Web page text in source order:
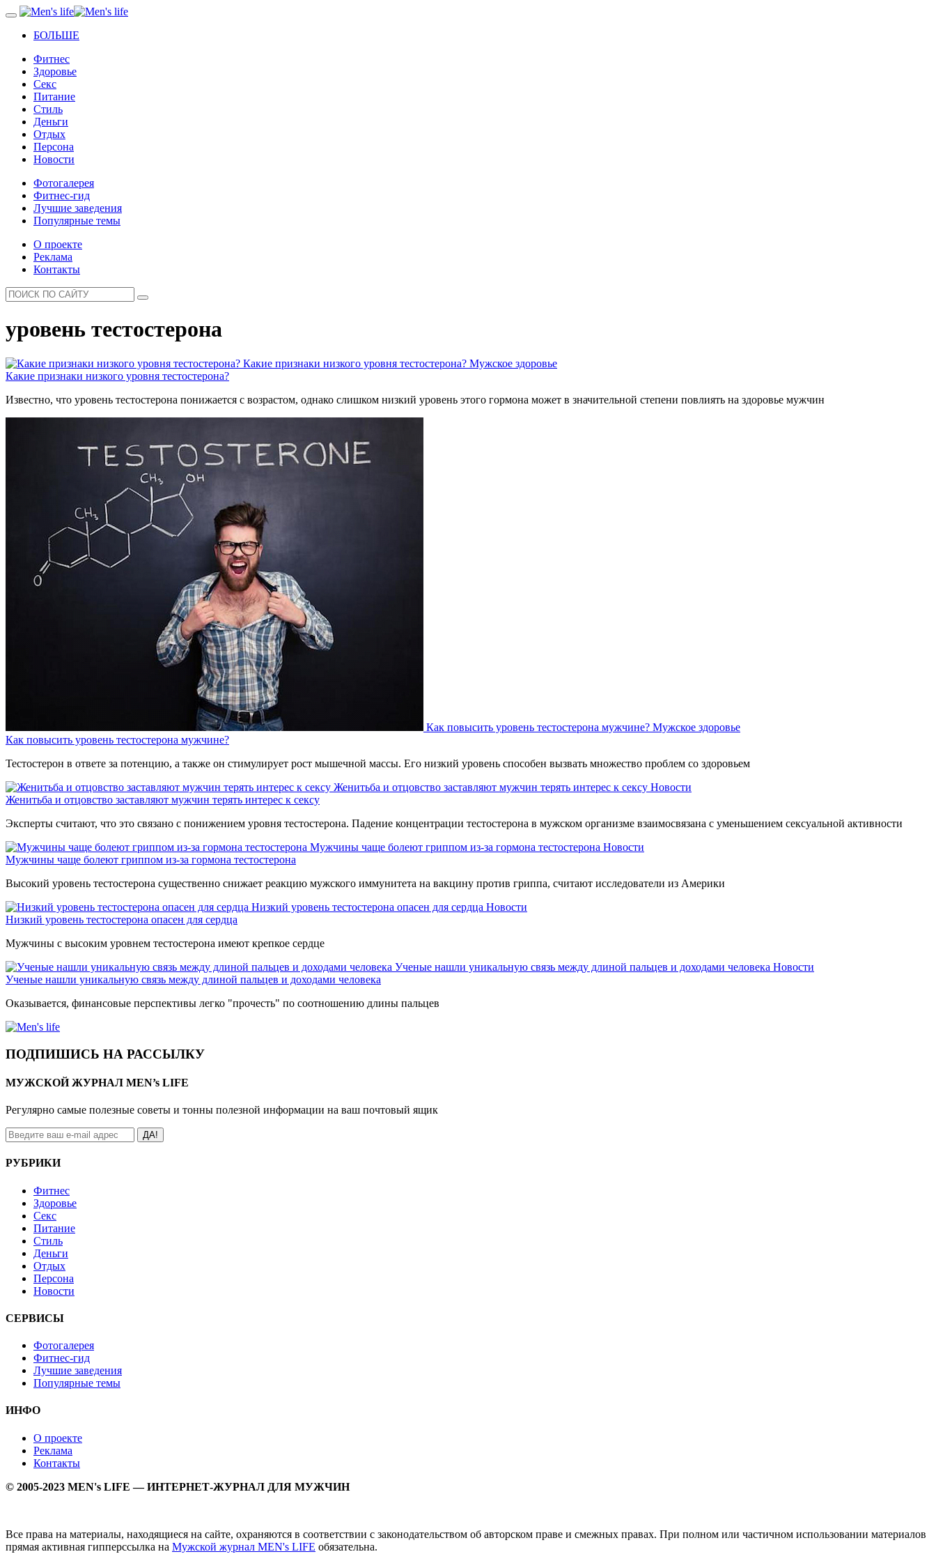
БОЛЬШЕ
Фитнес
Здоровье
Секс
Питание
Стиль
Деньги
Отдых
Персона
Новости
Фотогалерея
Фитнес-гид
Лучшие заведения
Популярные темы
О проекте
Реклама
Контакты
уровень тестостерона
Какие признаки низкого уровня тестостерона? Мужское здоровье
Какие признаки низкого уровня тестостерона?
Известно, что уровень тестостерона понижается с возрастом, однако слишком низкий уровень этого гормона может в значительной степени повлиять на здоровье мужчин
Как повысить уровень тестостерона мужчине? Мужское здоровье
Как повысить уровень тестостерона мужчине?
Тестостерон в ответе за потенцию, а также он стимулирует рост мышечной массы. Его низкий уровень способен вызвать множество проблем со здоровьем
Женитьба и отцовство заставляют мужчин терять интерес к сексу Новости
Женитьба и отцовство заставляют мужчин терять интерес к сексу
Эксперты считают, что это связано с понижением уровня тестостерона. Падение концентрации тестостерона в мужском организме взаимосвязана с уменьшением сексуальной активности
Мужчины чаще болеют гриппом из-за гормона тестостерона Новости
Мужчины чаще болеют гриппом из-за гормона тестостерона
Высокий уровень тестостерона существенно снижает реакцию мужского иммунитета на вакцину против гриппа, считают исследователи из Америки
Низкий уровень тестостерона опасен для сердца Новости
Низкий уровень тестостерона опасен для сердца
Мужчины с высоким уровнем тестостерона имеют крепкое сердце
Ученые нашли уникальную связь между длиной пальцев и доходами человека Новости
Ученые нашли уникальную связь между длиной пальцев и доходами человека
Оказывается, финансовые перспективы легко "прочесть" по соотношению длины пальцев
ПОДПИШИСЬ НА РАССЫЛКУ
МУЖСКОЙ ЖУРНАЛ MEN’s LIFE
Регулярно самые полезные советы и тонны полезной информации на ваш почтовый ящик
ДА!
РУБРИКИ
Фитнес
Здоровье
Секс
Питание
Стиль
Деньги
Отдых
Персона
Новости
СЕРВИСЫ
Фотогалерея
Фитнес-гид
Лучшие заведения
Популярные темы
ИНФО
О проекте
Реклама
Контакты
© 2005-2023 MEN's LIFE — ИНТЕРНЕТ-ЖУРНАЛ ДЛЯ МУЖЧИН
Все права на материалы, находящиеся на сайте, охраняются в соответствии с законодательством об авторском праве и смежных правах. При полном или частичном использовании материалов
прямая активная гипперссылка на Мужской журнал MEN's LIFE обязательна.